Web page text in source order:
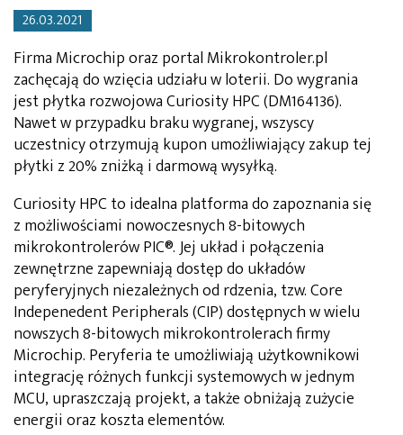
26.03.2021
Firma Microchip oraz portal Mikrokontroler.pl
zachęcają do wzięcia udziału w loterii. Do wygrania
jest płytka rozwojowa Curiosity HPC (DM164136).
Nawet w przypadku braku wygranej, wszyscy
uczestnicy otrzymują kupon umożliwiający zakup tej
płytki z 20% zniżką i darmową wysyłką.
Curiosity HPC to idealna platforma do zapoznania się
z możliwościami nowoczesnych 8-bitowych
mikrokontrolerów PIC®. Jej układ i połączenia
zewnętrzne zapewniają dostęp do układów
peryferyjnych niezależnych od rdzenia, tzw. Core
Indepenedent Peripherals (CIP) dostępnych w wielu
nowszych 8-bitowych mikrokontrolerach firmy
Microchip. Peryferia te umożliwiają użytkownikowi
integrację różnych funkcji systemowych w jednym
MCU, upraszczają projekt, a także obniżają zużycie
energii oraz koszta elementów.